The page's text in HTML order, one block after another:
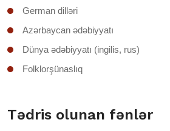
German dilləri
Azərbaycan ədəbiyyatı
Dünya ədəbiyyatı (ingilis, rus)
Folklorşünaslıq
Tədris olunan fənlər